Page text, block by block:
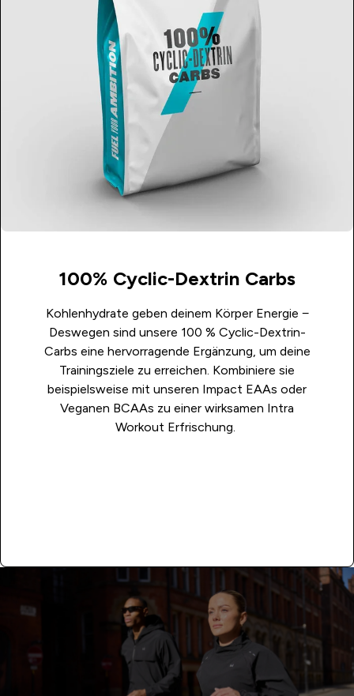
100% Cyclic-Dextrin Carbs
Kohlenhydrate geben deinem Körper Energie −
Deswegen sind unsere 100 % Cyclic-Dextrin-
Carbs eine hervorragende Ergänzung, um deine
Trainingsziele zu erreichen. Kombiniere sie
beispielsweise mit unseren Impact EAAs oder
Veganen BCAAs zu einer wirksamen Intra
Workout Erfrischung.